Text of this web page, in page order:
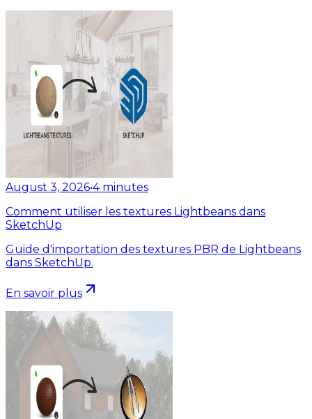
August 3, 2026•4 minutes
Comment utiliser les textures Lightbeans dans
SketchUp
Guide d'importation des textures PBR de Lightbeans
dans SketchUp.
En savoir plus